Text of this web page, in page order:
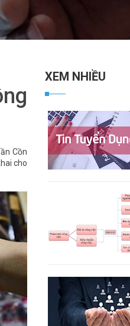
Cồn
cho
XEM NHIỀU